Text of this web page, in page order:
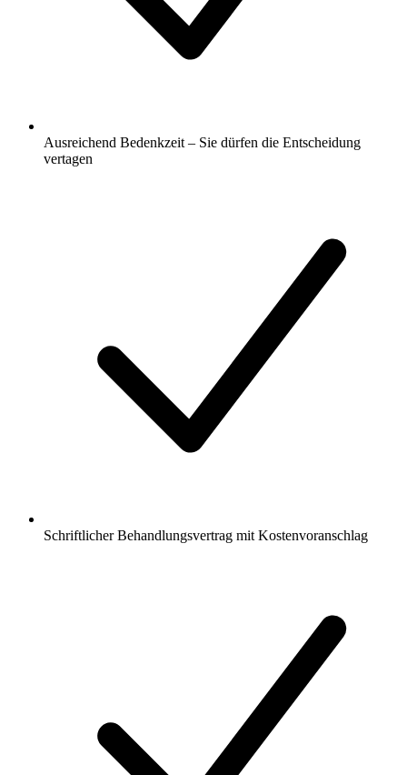
Ausreichend Bedenkzeit – Sie dürfen die Entscheidung
vertagen
Schriftlicher Behandlungsvertrag mit Kostenvoranschlag